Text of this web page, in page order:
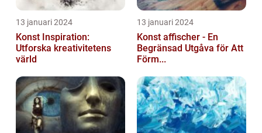
13 januari 2024
Konst Inspiration:
Utforska kreativitetens
värld
13 januari 2024
Konst affischer - En
Begränsad Utgåva för Att
Förm...